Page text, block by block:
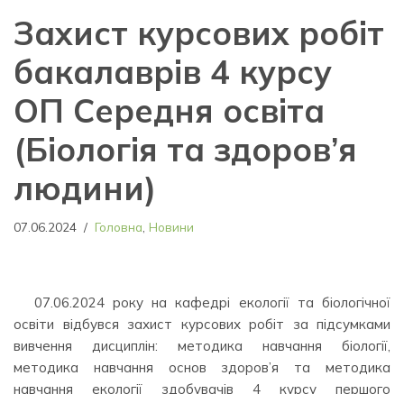
Захист курсових робіт
бакалаврів 4 курсу
ОП Середня освіта
(Біологія та здоров’я
людини)
07.06.2024 Головна Новини
07.06.2024 року на кафедрі екології та біологічної
освіти відбувся захист курсових робіт за підсумками
вивчення дисциплін: методика навчання біології,
методика навчання основ здоров’я та методика
навчання екології здобувачів 4 курсу першого